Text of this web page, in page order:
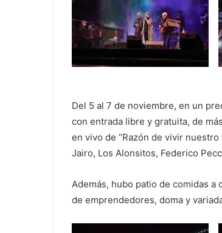
Del 5 al 7 de noviembre, en un
con entrada libre y gratuita, de
en vivo de “Razón de vivir
Jairo, Los Alonsitos, Federico
Además, hubo patio de comidas
de emprendedores, doma y